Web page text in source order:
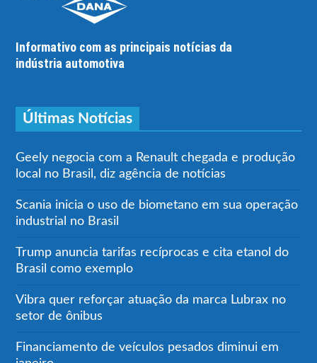
Informativo com as principais notícias da
indústria automotiva
Últimas Notícias
Geely negocia com a Renault chegada e produção
local no Brasil, diz agência de notícias
Scania inicia o uso de biometano em sua operação
industrial no Brasil
Trump anuncia tarifas recíprocas e cita etanol do
Brasil como exemplo
Vibra quer reforçar atuação da marca Lubrax no
setor de ônibus
Financiamento de veículos pesados diminui em